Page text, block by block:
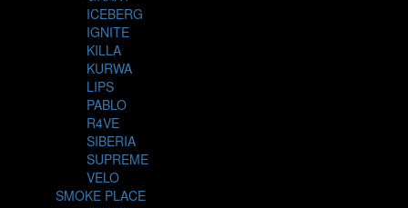
VGOD
WILD ZOO
YETI
ICEBERG
IGNITE
KILLA
KURWA
LIPS
PABLO
R4VE
SIBERIA
SUPREME
VELO
SMOKE PLACE